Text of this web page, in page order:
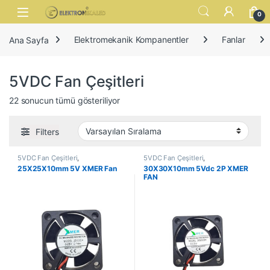
Skip to navigation
Skip to content
Open 0
Ana Sayfa Elektromekanik Kompanentler Fanlar
5VDC Fan Çeşitleri
22 sonucun tümü gösteriliyor
Filters
5VDC Fan Çeşitleri
Elektromekanik Kompanentler
Fanlar
25X25X10mm 5V XMER Fan
5VDC Fan Çeşitleri
Elektromekanik Kompanentler,
Fanlar
30X30X10mm 5Vdc 2P XMER
FAN